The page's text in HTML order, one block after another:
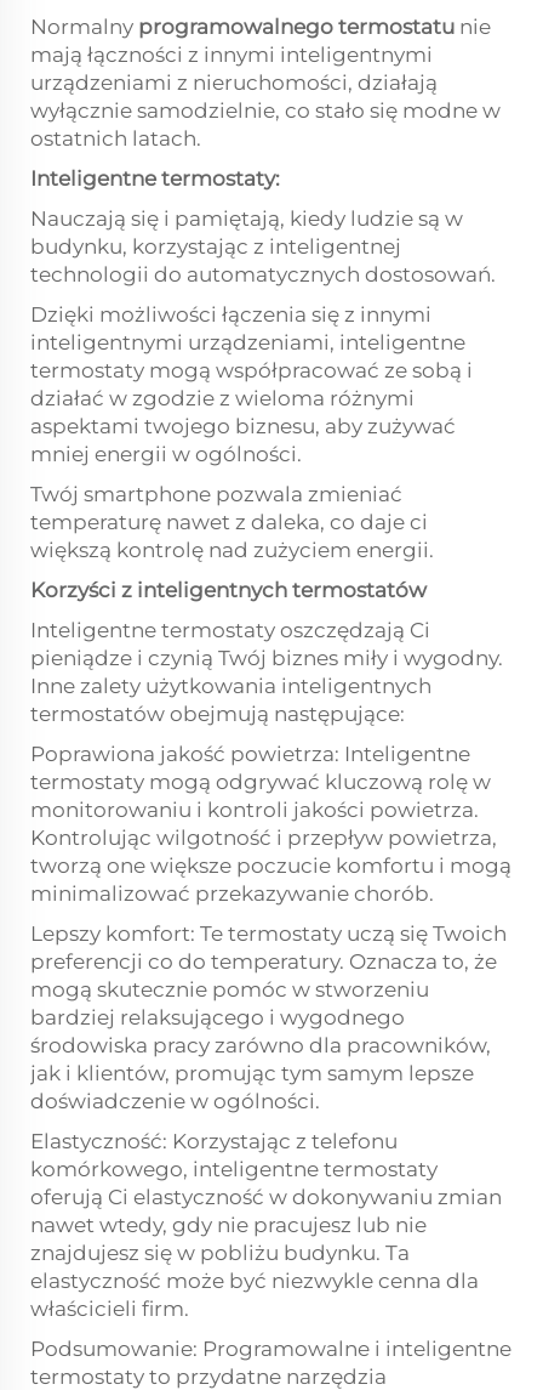
Normalny programowalnego termostatu nie
mają łączności z innymi inteligentnymi
urządzeniami z nieruchomości, działają
wyłącznie samodzielnie, co stało się modne w
ostatnich latach.
Inteligentne termostaty:
Nauczają się i pamiętają, kiedy ludzie są w
budynku, korzystając z inteligentnej
technologii do automatycznych dostosowań.
Dzięki możliwości łączenia się z innymi
inteligentnymi urządzeniami, inteligentne
termostaty mogą współpracować ze sobą i
działać w zgodzie z wieloma różnymi
aspektami twojego biznesu, aby zużywać
mniej energii w ogólności.
Twój smartphone pozwala zmieniać
temperaturę nawet z daleka, co daje ci
większą kontrolę nad zużyciem energii.
Korzyści z inteligentnych termostatów
Inteligentne termostaty oszczędzają Ci
pieniądze i czynią Twój biznes miły i wygodny.
Inne zalety użytkowania inteligentnych
termostatów obejmują następujące:
Poprawiona jakość powietrza: Inteligentne
termostaty mogą odgrywać kluczową rolę w
monitorowaniu i kontroli jakości powietrza.
Kontrolując wilgotność i przepływ powietrza,
tworzą one większe poczucie komfortu i mogą
minimalizować przekazywanie chorób.
Lepszy komfort: Te termostaty uczą się Twoich
preferencji co do temperatury. Oznacza to, że
mogą skutecznie pomóc w stworzeniu
bardziej relaksującego i wygodnego
środowiska pracy zarówno dla pracowników,
jak i klientów, promując tym samym lepsze
doświadczenie w ogólności.
Elastyczność: Korzystając z telefonu
komórkowego, inteligentne termostaty
oferują Ci elastyczność w dokonywaniu zmian
nawet wtedy, gdy nie pracujesz lub nie
znajdujesz się w pobliżu budynku. Ta
elastyczność może być niezwykle cenna dla
właścicieli firm.
Podsumowanie: Programowalne i inteligentne
termostaty to przydatne narzędzia